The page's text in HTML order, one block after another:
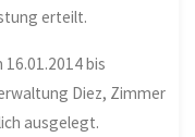
erteilt.
bis
Diez, Zimmer
ausgelegt.